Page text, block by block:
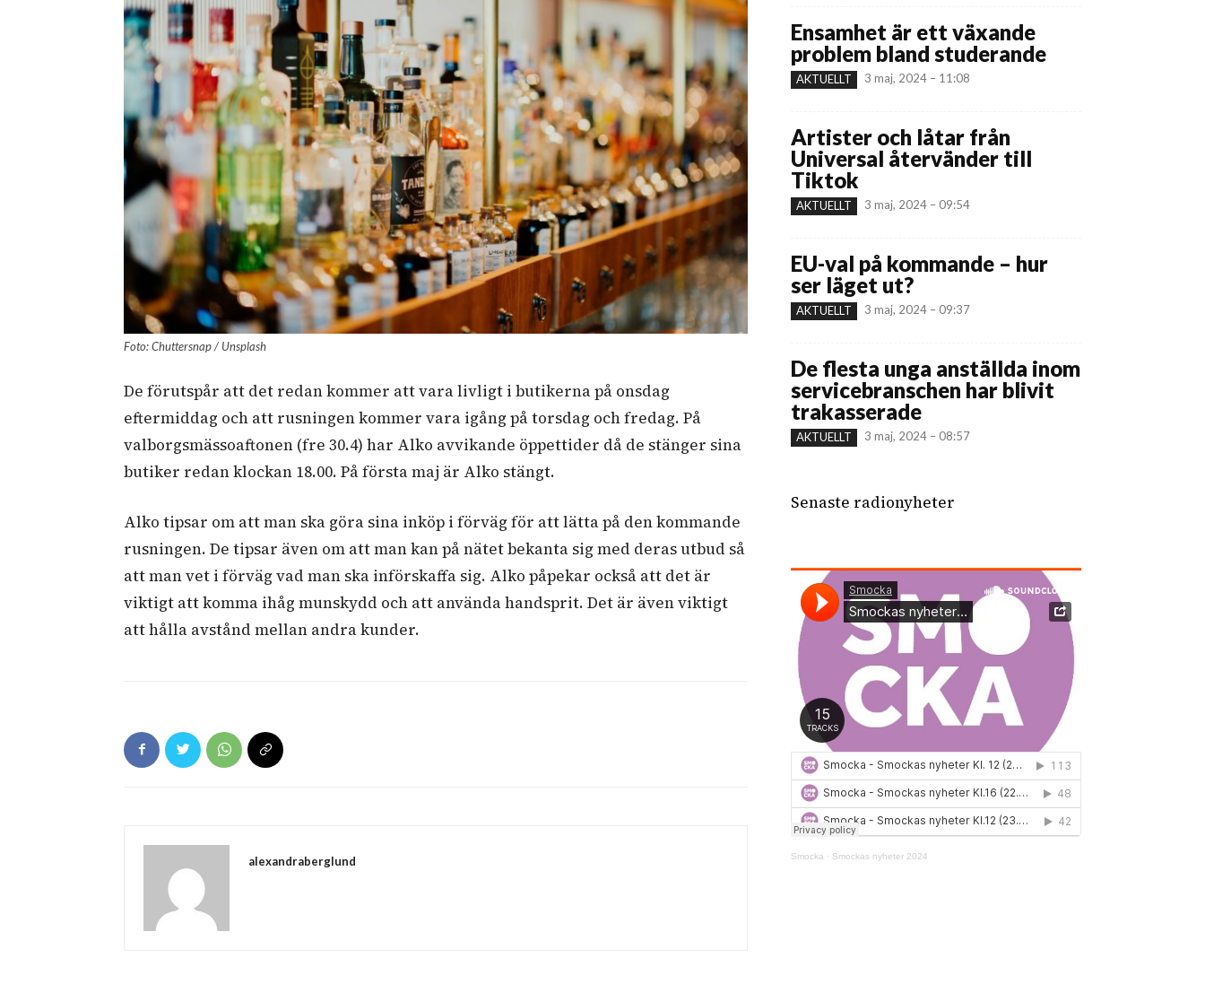
Foto: Chuttersnap / Unsplash
De förutspår att det redan kommer att vara livligt i butikerna på onsdag
eftermiddag och att rusningen kommer vara igång på torsdag och fredag. På
valborgsmässoaftonen (fre 30.4) har Alko avvikande öppettider då de stänger sina
butiker redan klockan 18.00. På första maj är Alko stängt.
Alko tipsar om att man ska göra sina inköp i förväg för att lätta på den kommande
rusningen. De tipsar även om att man kan på nätet bekanta sig med deras utbud så
att man vet i förväg vad man ska införskaffa sig. Alko påpekar också att det är
viktigt att komma ihåg munskydd och att använda handsprit. Det är även viktigt
att hålla avstånd mellan andra kunder.
alexandraberglund
Ensamhet är ett växande
problem bland studerande
AKTUELLT 3 maj, 2024 – 11:08
Artister och låtar från
Universal återvänder till
Tiktok
AKTUELLT 3 maj, 2024 – 09:54
EU-val på kommande – hur
ser läget ut?
AKTUELLT 3 maj, 2024 – 09:37
De flesta unga anställda inom
servicebranschen har blivit
trakasserade
AKTUELLT 3 maj, 2024 – 08:57
Senaste radionyheter
Smocka · Smockas nyheter 2024